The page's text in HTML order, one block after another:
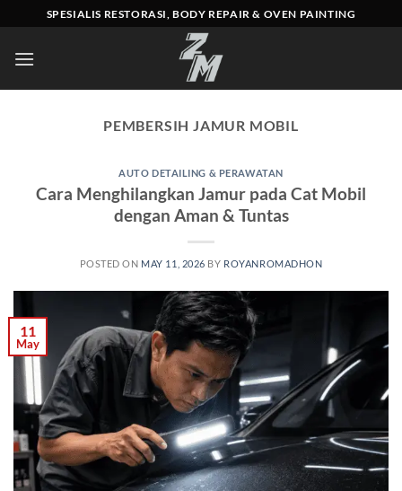
to
content
SPESIALIS RESTORASI, BODY REPAIR & OVEN PAINTING
PEMBERSIH JAMUR MOBIL
AUTO DETAILING & PERAWATAN
Cara Menghilangkan Jamur pada Cat Mobil
dengan Aman & Tuntas
POSTED ON MAY 11, 2026 BY ROYANROMADHON
11
May